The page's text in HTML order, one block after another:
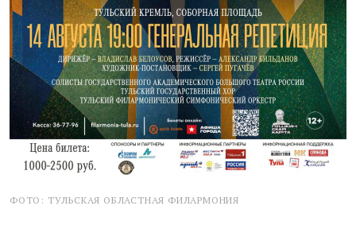
ФОТО: ТУЛЬСКАЯ ОБЛАСТНАЯ ФИЛАРМОНИЯ